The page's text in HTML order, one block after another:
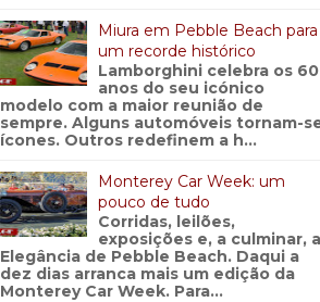
Miura em Pebble Beach para
um recorde histórico
Lamborghini celebra os 60
anos do seu icónico
modelo com a maior reunião de
sempre. Alguns automóveis tornam-
ícones. Outros redefinem a h...
Monterey Car Week: um
pouco de tudo
Corridas, leilões,
exposições e, a culminar, a
Elegância de Pebble Beach. Daqui a
dez dias arranca mais um edição da
Monterey Car Week. Para...